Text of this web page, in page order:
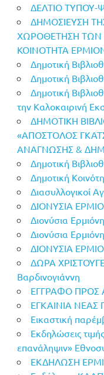
ΔΕΛΤΙΟ ΤΥΠΟΥ-
ΔΗΜΟΣΙΕΥΣΗ
ΧΩΡΟΘΕΤΗΣΗ
ΚΟΙΝΟΤΗΤΑ
Δημοτική
Δημοτική
Δημοτική
την Καλοκαιρινή
ΔΗΜΟΤΙΚΗ
«ΑΠΟΣΤΟΛΟΣ
ΑΝΑΓΝΩΣΗΣ &
Δημοτική
Δημοτική
Διασυλλογικοί
ΔΙΟΝΥΣΙΑ
Διονύσια
Διονύσια
ΔΙΟΝΥΣΙΑ
ΔΩΡΑ
Βαρδινογιάννη
ΕΓΓΡΑΦΟ ΠΡΟΣ
ΕΓΚΑΙΝΙΑ ΝΕΑΣ
Εικαστική
Εκδηλώσεις
επανάληψιν»
ΕΚΔΗΛΩΣΗ